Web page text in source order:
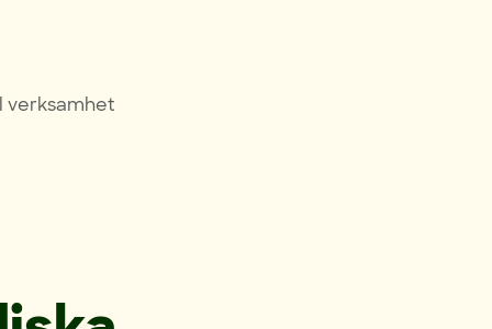
verksamhet